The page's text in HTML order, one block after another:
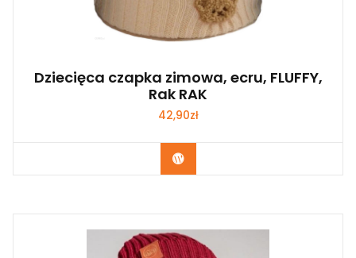
Dziecięca czapka zimowa, ecru, FLUFFY,
Rak RAK
42,90zł
Kup Teraz